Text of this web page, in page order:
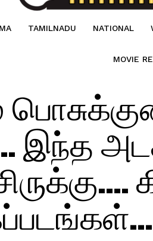
TAMILNADU NATIONAL
MOVIE
இந்த